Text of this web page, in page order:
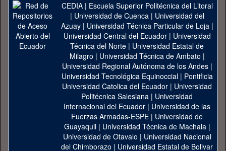
CEDIA| Escuela Superior Politécnica del Litoral
| Universidad de Cuenca| Universidad del
Azuay| Universidad Técnica Particular de Loja|
Universidad Central del Ecuador| Universidad
Técnica del Norte | Universidad Estatal de
Milagro | Universidad Técnica de Ambato |
Universidad Regional Autónoma de los Andes|
Universidad Tecnológica Equinoccial| Pontificia
Universidad Catolica del Ecuador | Universidad
Politécnica Salesiana | Universidad
Internacional del Ecuador | Universidad de las
Fuerzas Armadas-ESPE | Universidad de
Guayaquil| Universidad Técnica de Machala|
Universidad de Otavalo | Universidad Nacional
del Chimborazo | Universidad Estatal de Bolivar